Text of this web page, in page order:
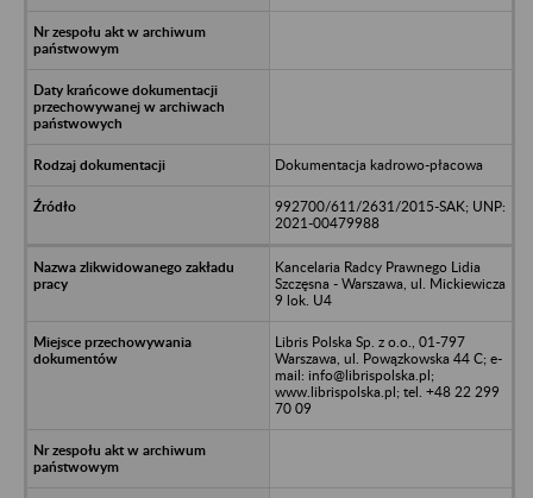
Dokumentacja kadrowo-płacowa
992700/611/2631/2015-SAK; UNP:
2021-00479988
Kancelaria Radcy Prawnego Lidia
Szczęsna - Warszawa, ul. Mickiewicza
9 lok. U4
Libris Polska Sp. z o.o., 01-797
Warszawa, ul. Powązkowska 44 C; e-
mail: info@librispolska.pl;
www.librispolska.pl; tel. +48 22 299
70 09